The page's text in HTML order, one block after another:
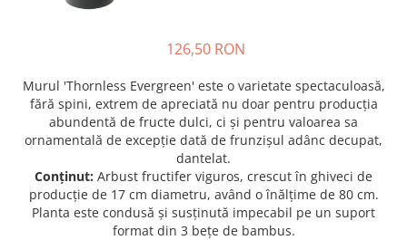
Bulbi de Leucanthemum
Bulbi de Ranunculus
Bulbi de Tigridia
Bulbi de Zambile
Bulbi Sparaxis
Mixuri de Bulbi
Seminte de Flori
126,50 RON
Murul 'Thornless Evergreen' este o varietate spectaculoasă,
fără spini, extrem de apreciată nu doar pentru producția
abundentă de fructe dulci, ci și pentru valoarea sa
ornamentală de excepție dată de frunzișul adânc decupat,
dantelat.
Conținut: Arbust fructifer viguros, crescut în ghiveci de
producție de 17 cm diametru, având o înălțime de 80 cm.
Planta este condusă și susținută impecabil pe un suport
format din 3 bețe de bambus.